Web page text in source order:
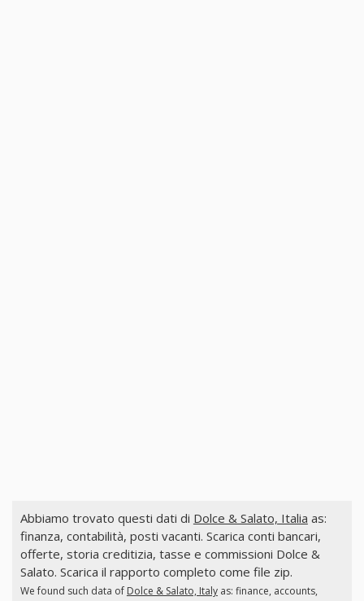
Abbiamo trovato questi dati di Dolce & Salato, Italia as:
finanza, contabilità, posti vacanti. Scarica conti bancari,
offerte, storia creditizia, tasse e commissioni Dolce &
Salato. Scarica il rapporto completo come file zip.
We found such data of Dolce & Salato, Italyas: finance, accounts,